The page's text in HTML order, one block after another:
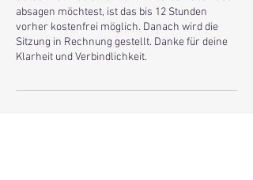
absagen möchtest, ist das bis 12 Stunden
vorher kostenfrei möglich. Danach wird die
Sitzung in Rechnung gestellt. Danke für deine
Klarheit und Verbindlichkeit.